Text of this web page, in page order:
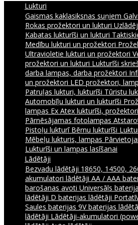
Lukturi
Gaismas kaklasiksnas suņiem
Rokas prožektori un lukturi
Kabatas lukturīši un lukturi
Medību lukturi un prožektori
Ultravioletie lukturi un prožektori
prožektori un lukturi Lukturīši
darba lampas, darba prožektori
un prožektori LED prožektori,
Patruļas lukturi, lukturīši Tūristu
Automobīļu lukturi un lukturīši
lampas Ex Atex lukturīši,
Pārnēsājamas fotolampas
Pistoļu lukturī Bērnu lukturīši
Mēbeļu lukturis, lampas
Lukturīši un lampas lasīšanai
Lādētāji
Bezvadu lādētāji 18650, 14500,
akumulatori lādētāji AA / AAA
barošanas avoti Universāls
lādētāji D baterijas lādētāji
Saules baterijas 9V baterijas
lādētāji Lādētāji-akumulatori